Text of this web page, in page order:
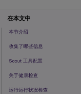
在本文中
本节介绍
收集了哪些信息
Scout 工具配置
关于健康检查
运行运行状况检查